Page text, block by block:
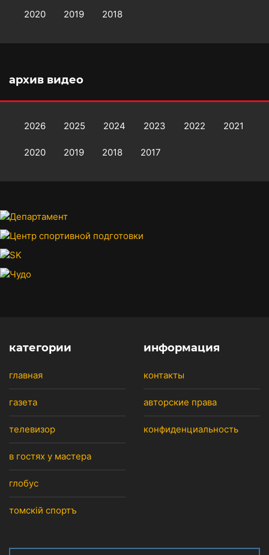
2020 2019 2018
архив видео
2026 2025 2024 2023 2022 2021
2020 2019 2018 2017
категории
главная
газета
телевизор
в гостях у мастера
глобус
томскiй спортъ
информация
контакты
авторские права
конфиденциальность